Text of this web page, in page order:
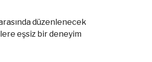
düzenlenecek
eşsiz bir deneyim